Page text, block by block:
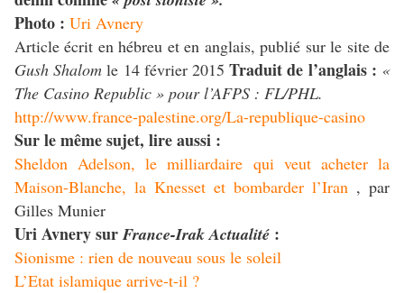
Photo : Uri Avnery
Article écrit en hébreu et en anglais, publié sur le site de
Gush Shalom le 14 février 2015Traduit de l’anglais : «
The Casino Republic » pour l’AFPS : FL/PHL.
http://www.france-palestine.org/La-republique-casino
Sur le même sujet, lire aussi :
Sheldon Adelson, le milliardaire qui veut acheter la
Maison-Blanche, la Knesset et bombarder l’Iran , par
Gilles Munier
Uri Avnery sur France-Irak Actualité :
Sionisme : rien de nouveau sous le soleil
L’Etat islamique arrive-t-il ?